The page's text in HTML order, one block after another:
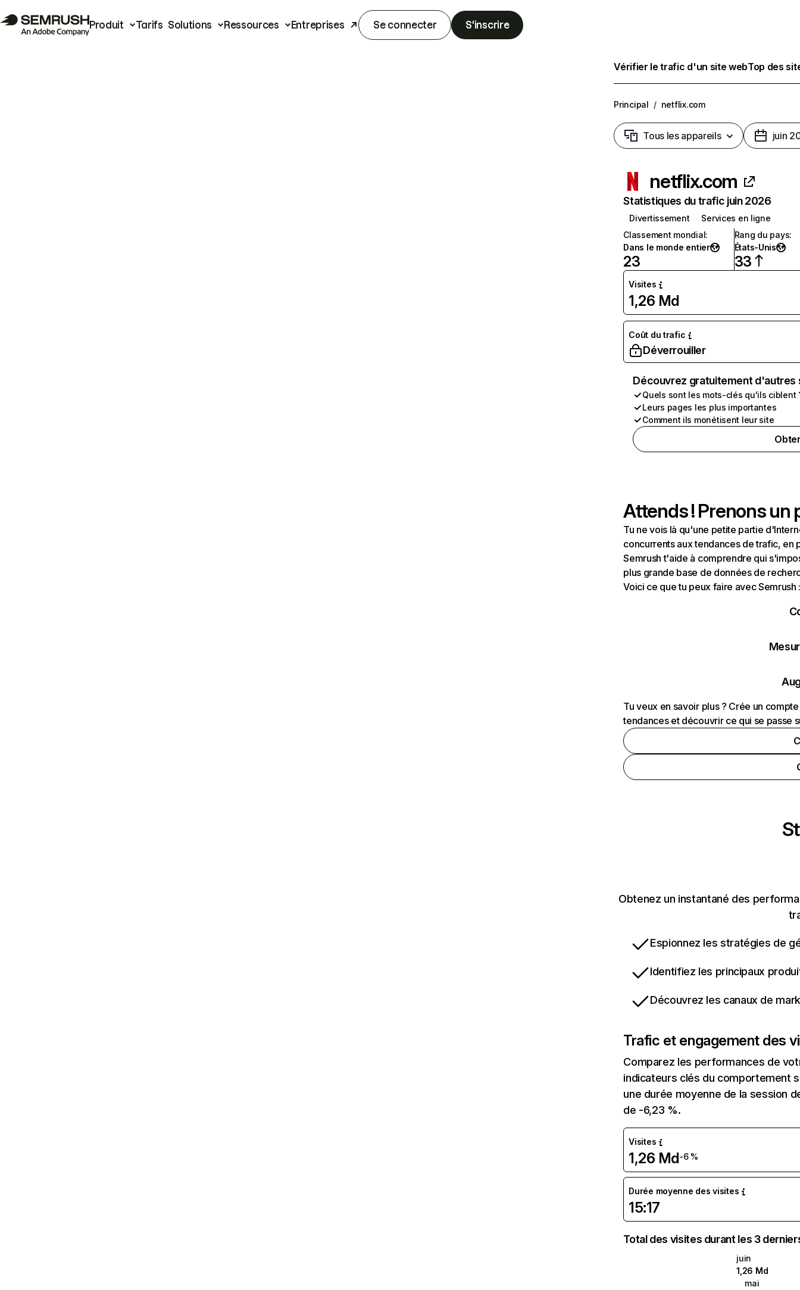
Produit Tarifs Solutions Ressources Entreprises Se connecter S'inscrire
Vérifier le trafic d'un site webTop des
Principal / netflix.com
Tous les appareils juin
netflix.com
Statistiques du trafic juin 2026
Divertissement
Services en ligne
Classement mondial:
Dans le monde entier
23
Rang du pays:
États-Unis
33
Visites
1,26 Md
Coût du trafic
Déverrouiller
Découvrez gratuitement
Quels sont les mots-clés qu'ils ciblent
Leurs pages les plus importantes
Comment ils monétisent leur site
Attends ! Prenons un
Tu ne vois là qu'une petite partie
concurrents aux tendances de trafic, en
Semrush t'aide à comprendre qui
plus grande base de données de
Voici ce que tu peux faire avec Semrush
Tu veux en savoir plus ? Crée un
tendances et découvrir ce qui se passe
Obtenez un instantané des
Espionnez les stratégies de
Identifiez les principaux
Découvrez les canaux de
Trafic et engagement des
Comparez les performances de
indicateurs clés du comportement
une durée moyenne de la session
de -6,23 %.
Visites
1,26 Md-6 %
Durée moyenne des visites
15:17
Total des visites durant les 3
juin
1,26 Md
mai